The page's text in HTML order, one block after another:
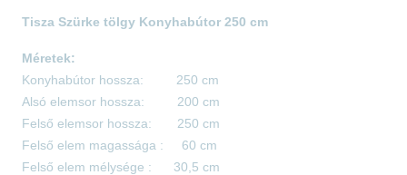
Tisza Szürke tölgy Konyhabútor 250 cm
Méretek:
Konyhabútor hossza: 250 cm
Alsó elemsor hossza: 200 cm
Felső elemsor hossza: 250 cm
Felső elem magassága : 60 cm
Felső elem mélysége : 30,5 cm